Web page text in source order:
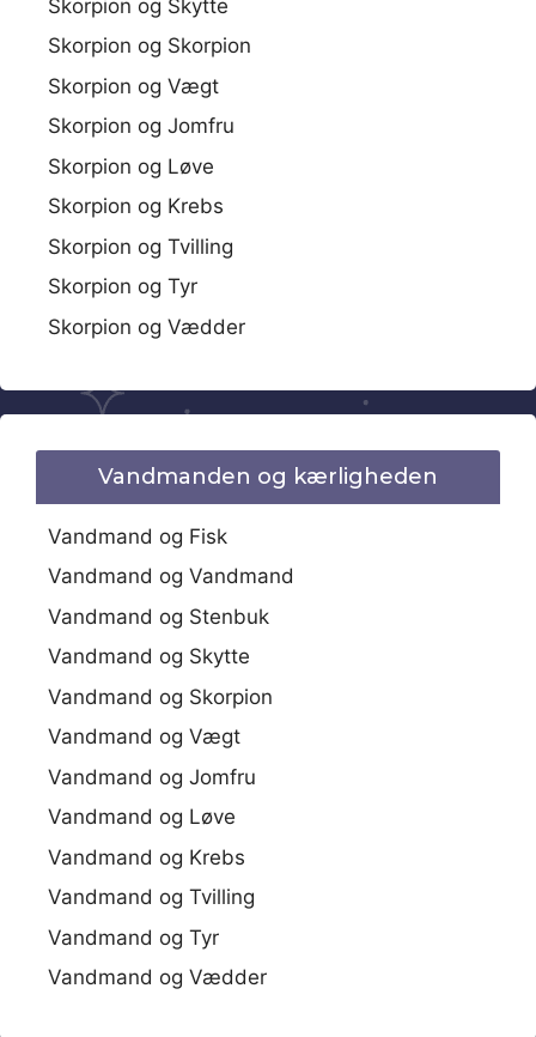
Skorpion og Skytte
Skorpion og Skorpion
Skorpion og Vægt
Skorpion og Jomfru
Skorpion og Løve
Skorpion og Krebs
Skorpion og Tvilling
Skorpion og Tyr
Skorpion og Vædder
Vandmanden og kærligheden
Vandmand og Fisk
Vandmand og Vandmand
Vandmand og Stenbuk
Vandmand og Skytte
Vandmand og Skorpion
Vandmand og Vægt
Vandmand og Jomfru
Vandmand og Løve
Vandmand og Krebs
Vandmand og Tvilling
Vandmand og Tyr
Vandmand og Vædder